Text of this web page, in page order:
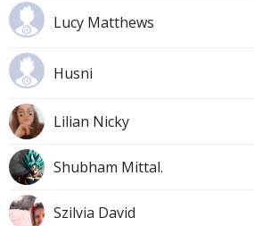
Lucy Matthews
Husni
Lilian Nicky
Shubham Mittal.
Szilvia David